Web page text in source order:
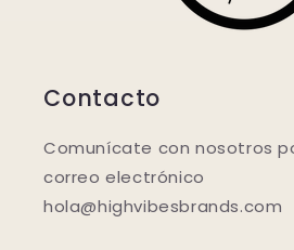
Contacto
Comunícate con nosotros
correo electrónico
hola@highvibesbrands.com